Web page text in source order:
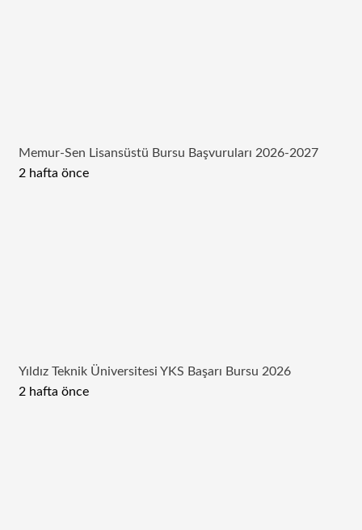
Memur-Sen Lisansüstü Bursu Başvuruları 2026-2027
2 hafta önce
Yıldız Teknik Üniversitesi YKS Başarı Bursu 2026
2 hafta önce